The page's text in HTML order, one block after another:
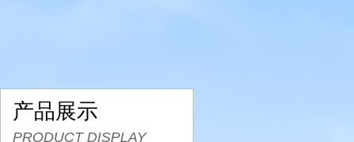
产品展示
PRODUCT DISPLAY